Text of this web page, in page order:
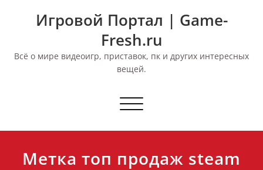
Игровой Портал | Game-
Fresh.ru
Всё о мире видеоигр, приставок, пк и других интересных
вещей.
Переключить
Метка топ продаж steam